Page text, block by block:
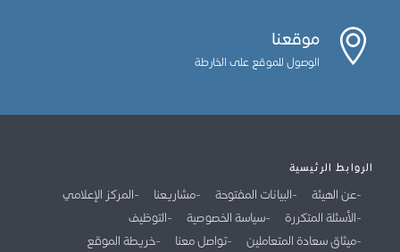
موقعنا
الوصول للموقع على الخارطة
الروابط الرئيسية
عن الهيئة البيانات المفتوحة مشاريعنا
المركز الإعلامي
الأسئلة المتكررة
سياسة الخصوصية
التوظيف
ميثاق سعادة المتعاملين
تواصل معنا خريطة الموقع